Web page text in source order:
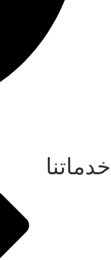
خدماتنا